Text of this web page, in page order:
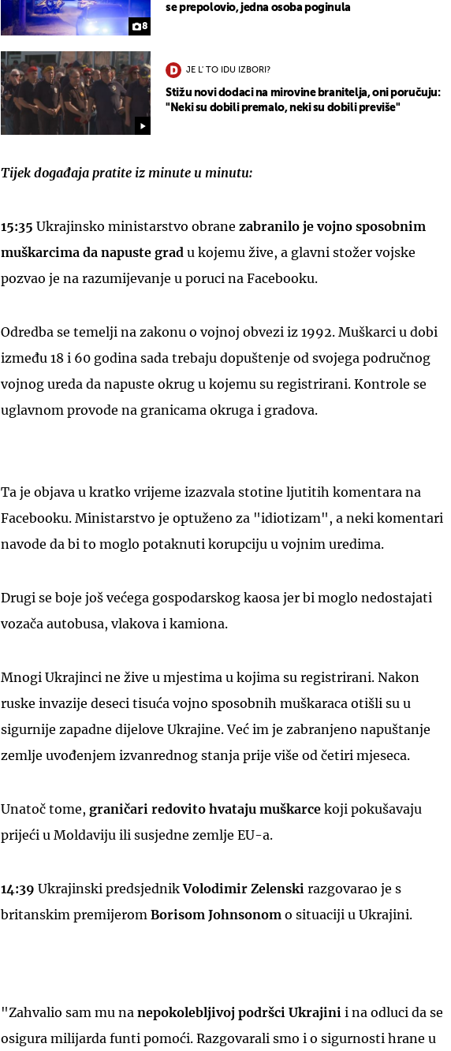
8
se prepolovio, jedna osoba poginula
JE L' TO IDU IZBORI?
Stižu novi dodaci na mirovine branitelja, oni poručuju:
"Neki su dobili premalo, neki su dobili previše"
Tijek događaja pratite iz minute u minutu:
15:35 Ukrajinsko ministarstvo obrane zabranilo je vojno sposobnim
muškarcima da napuste grad u kojemu žive, a glavni stožer vojske
pozvao je na razumijevanje u poruci na Facebooku.
Odredba se temelji na zakonu o vojnoj obvezi iz 1992. Muškarci u dobi
između 18 i 60 godina sada trebaju dopuštenje od svojega područnog
vojnog ureda da napuste okrug u kojemu su registrirani. Kontrole se
uglavnom provode na granicama okruga i gradova.
Ta je objava u kratko vrijeme izazvala stotine ljutitih komentara na
Facebooku. Ministarstvo je optuženo za "idiotizam", a neki komentari
navode da bi to moglo potaknuti korupciju u vojnim uredima.
Drugi se boje još većega gospodarskog kaosa jer bi moglo nedostajati
vozača autobusa, vlakova i kamiona.
Mnogi Ukrajinci ne žive u mjestima u kojima su registrirani. Nakon
ruske invazije deseci tisuća vojno sposobnih muškaraca otišli su u
sigurnije zapadne dijelove Ukrajine. Već im je zabranjeno napuštanje
zemlje uvođenjem izvanrednog stanja prije više od četiri mjeseca.
Unatoč tome, graničari redovito hvataju muškarce koji pokušavaju
prijeći u Moldaviju ili susjedne zemlje EU-a.
14:39 Ukrajinski predsjednikVolodimir Zelenski razgovarao je s
britanskim premijerom Borisom Johnsonom o situaciji u Ukrajini.
"Zahvalio sam mu na nepokolebljivoj podršci Ukrajini i na odluci da se
osigura milijarda funti pomoći. Razgovarali smo i o sigurnosti hrane u